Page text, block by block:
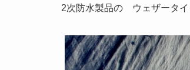
2次防水製品の ウェザータイ